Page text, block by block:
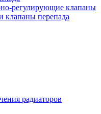
регулирующие клапаны
клапаны перепада
радиаторов